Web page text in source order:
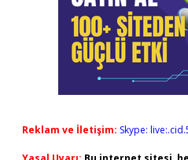
Reklam ve İletişim: Skype: